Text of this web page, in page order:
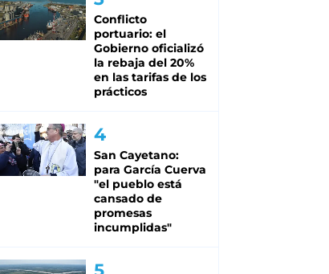
Conflicto
portuario: el
Gobierno oficializó
la rebaja del 20%
en las tarifas de los
prácticos
San Cayetano:
para García Cuerva
"el pueblo está
cansado de
promesas
incumplidas"